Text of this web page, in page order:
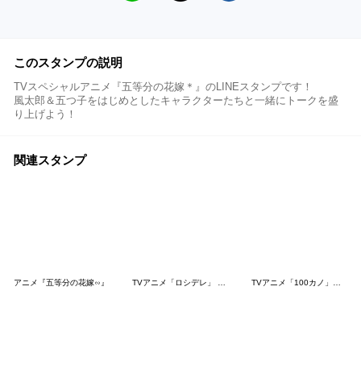
このスタンプの説明
TVスペシャルアニメ『五等分の花嫁＊』のLINEスタンプです！
風太郎＆五つ子をはじめとしたキャラクターたちと一緒にトークを盛
り上げよう！
関連スタンプ
アニメ『五等分の花嫁∽』 TVアニメ「ロシデレ」 vol.2 TVアニメ「100カノ」ミニキャラスタンプ2